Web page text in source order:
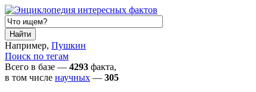
Например, Пушкин
Поиск по тегам
Всего в базе — 4293 факта,
в том числе научных — 305